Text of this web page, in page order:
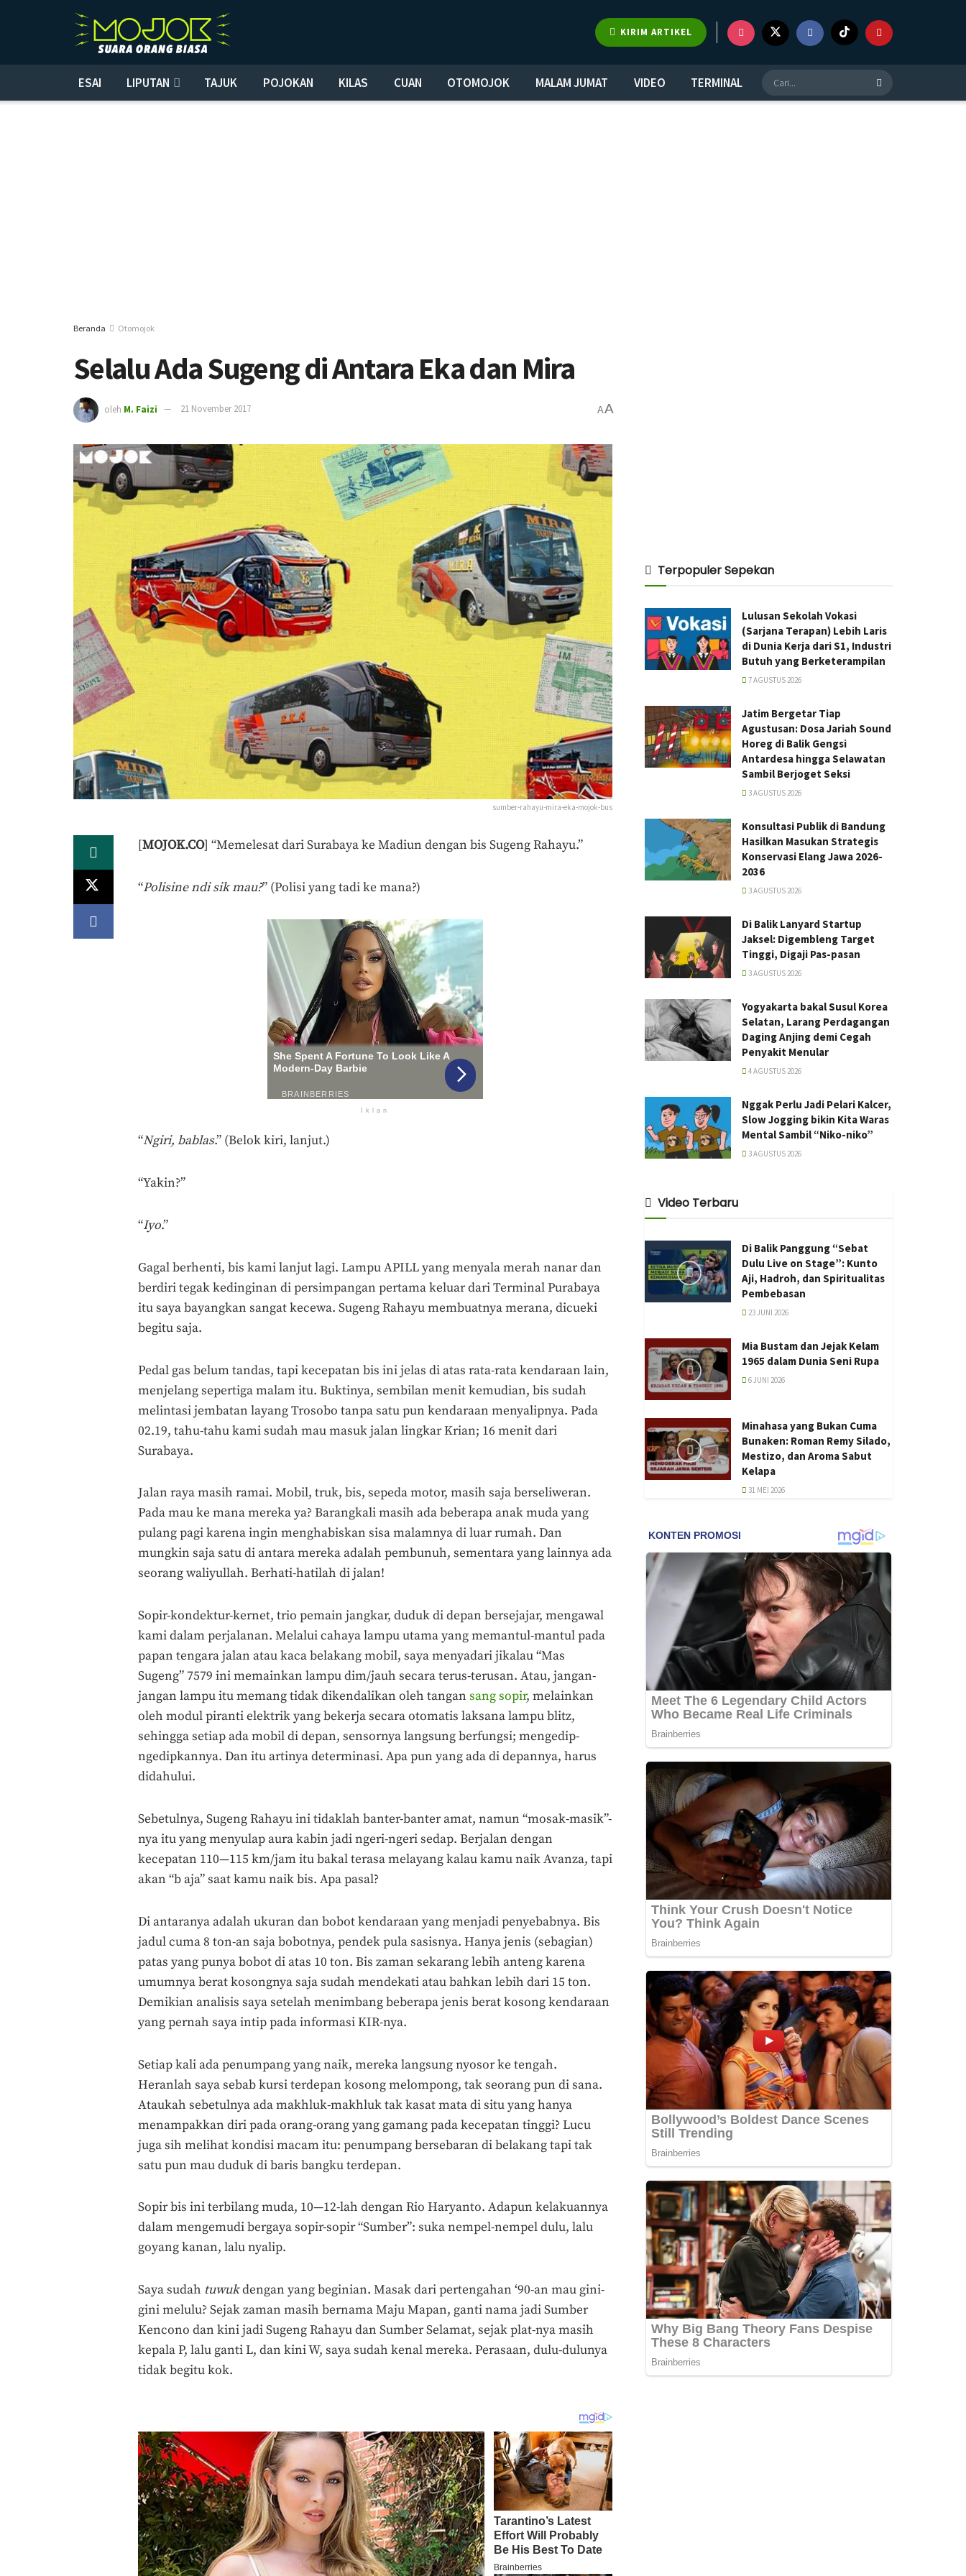
KIRIM ARTIKEL
ESAI LIPUTAN TAJUK POJOKAN KILAS CUAN OTOMOJOK MALAM JUMAT VIDEO TERMINAL
Beranda Otomojok
Selalu Ada Sugeng di Antara Eka dan Mira
oleh M. Faizi 21 November 2017 AA
sumber-rahayu-mira-eka-mojok-bus
[MOJOK.CO] “Memelesat dari Surabaya ke Madiun dengan bis Sugeng Rahayu.”
“Polisine ndi sik mau?” (Polisi yang tadi ke mana?)
Iklan
“Ngiri, bablas.” (Belok kiri, lanjut.)
“Yakin?”
“Iyo.”
Gagal berhenti, bis kami lanjut lagi. Lampu APILL yang menyala merah nanar dan
berdiri tegak kedinginan di persimpangan pertama keluar dari Terminal Purabaya
itu saya bayangkan sangat kecewa. Sugeng Rahayu membuatnya merana, dicueki
begitu saja.
Pedal gas belum tandas, tapi kecepatan bis ini jelas di atas rata-rata kendaraan lain,
menjelang sepertiga malam itu. Buktinya, sembilan menit kemudian, bis sudah
melintasi jembatan layang Trosobo tanpa satu pun kendaraan menyalipnya. Pada
02.19, tahu-tahu kami sudah mau masuk jalan lingkar Krian; 16 menit dari
Surabaya.
Jalan raya masih ramai. Mobil, truk, bis, sepeda motor, masih saja berseliweran.
Pada mau ke mana mereka ya? Barangkali masih ada beberapa anak muda yang
pulang pagi karena ingin menghabiskan sisa malamnya di luar rumah. Dan
mungkin saja satu di antara mereka adalah pembunuh, sementara yang lainnya ada
seorang waliyullah. Berhati-hatilah di jalan!
Sopir-kondektur-kernet, trio pemain jangkar, duduk di depan bersejajar, mengawal
kami dalam perjalanan. Melalui cahaya lampu utama yang memantul-mantul pada
papan tengara jalan atau kaca belakang mobil, saya menyadari jikalau “Mas
Sugeng” 7579 ini memainkan lampu dim/jauh secara terus-terusan. Atau, jangan-
jangan lampu itu memang tidak dikendalikan oleh tangan sang sopir, melainkan
oleh modul piranti elektrik yang bekerja secara otomatis laksana lampu blitz,
sehingga setiap ada mobil di depan, sensornya langsung berfungsi; mengedip-
ngedipkannya. Dan itu artinya determinasi. Apa pun yang ada di depannya, harus
didahului.
Sebetulnya, Sugeng Rahayu ini tidaklah banter-banter amat, namun “mosak-masik”-
nya itu yang menyulap aura kabin jadi ngeri-ngeri sedap. Berjalan dengan
kecepatan 110—115 km/jam itu bakal terasa melayang kalau kamu naik Avanza, tapi
akan “b aja” saat kamu naik bis. Apa pasal?
Di antaranya adalah ukuran dan bobot kendaraan yang menjadi penyebabnya. Bis
jadul cuma 8 ton-an saja bobotnya, pendek pula sasisnya. Hanya jenis (sebagian)
patas yang punya bobot di atas 10 ton. Bis zaman sekarang lebih anteng karena
umumnya berat kosongnya saja sudah mendekati atau bahkan lebih dari 15 ton.
Demikian analisis saya setelah menimbang beberapa jenis berat kosong kendaraan
yang pernah saya intip pada informasi KIR-nya.
Setiap kali ada penumpang yang naik, mereka langsung nyosor ke tengah.
Heranlah saya sebab kursi terdepan kosong melompong, tak seorang pun di sana.
Ataukah sebetulnya ada makhluk-makhluk tak kasat mata di situ yang hanya
menampakkan diri pada orang-orang yang gamang pada kecepatan tinggi? Lucu
juga sih melihat kondisi macam itu: penumpang bersebaran di belakang tapi tak
satu pun mau duduk di baris bangku terdepan.
Sopir bis ini terbilang muda, 10—12-lah dengan Rio Haryanto. Adapun kelakuannya
dalam mengemudi bergaya sopir-sopir “Sumber”: suka nempel-nempel dulu, lalu
goyang kanan, lalu nyalip.
Saya sudah tuwukdengan yang beginian. Masak dari pertengahan ‘90-an mau gini-
gini melulu? Sejak zaman masih bernama Maju Mapan, ganti nama jadi Sumber
Kencono dan kini jadi Sugeng Rahayu dan Sumber Selamat, sejak plat-nya masih
kepala P, lalu ganti L, dan kini W, saya sudah kenal mereka. Perasaan, dulu-dulunya
tidak begitu kok.
Terpopuler Sepekan
Lulusan Sekolah Vokasi
(Sarjana Terapan) Lebih Laris
di Dunia Kerja dari S1, Industri
Butuh yang Berketerampilan
7 AGUSTUS 2026
Jatim Bergetar Tiap
Agustusan: Dosa Jariah Sound
Horeg di Balik Gengsi
Antardesa hingga Selawatan
Sambil Berjoget Seksi
3 AGUSTUS 2026
Konsultasi Publik di Bandung
Hasilkan Masukan Strategis
Konservasi Elang Jawa 2026-
2036
3 AGUSTUS 2026
Di Balik Lanyard Startup
Jaksel: Digembleng Target
Tinggi, Digaji Pas-pasan
3 AGUSTUS 2026
Yogyakarta bakal Susul Korea
Selatan, Larang Perdagangan
Daging Anjing demi Cegah
Penyakit Menular
4 AGUSTUS 2026
Nggak Perlu Jadi Pelari Kalcer,
Slow Jogging bikin Kita Waras
Mental Sambil “Niko-niko”
3 AGUSTUS 2026
Video Terbaru
Di Balik Panggung “Sebat
Dulu Live on Stage”: Kunto
Aji, Hadroh, dan Spiritualitas
Pembebasan
23 JUNI 2026
Mia Bustam dan Jejak Kelam
1965 dalam Dunia Seni Rupa
6 JUNI 2026
Minahasa yang Bukan Cuma
Bunaken: Roman Remy Silado,
Mestizo, dan Aroma Sabut
Kelapa
31 MEI 2026